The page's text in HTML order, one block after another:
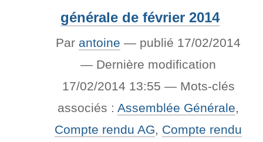
générale de février 2014
Par antoine — publié 17/02/2014
— Dernière modification
17/02/2014 13:55 — Mots-clés
associés :Assemblée Générale,
Compte rendu AG, Compte rendu